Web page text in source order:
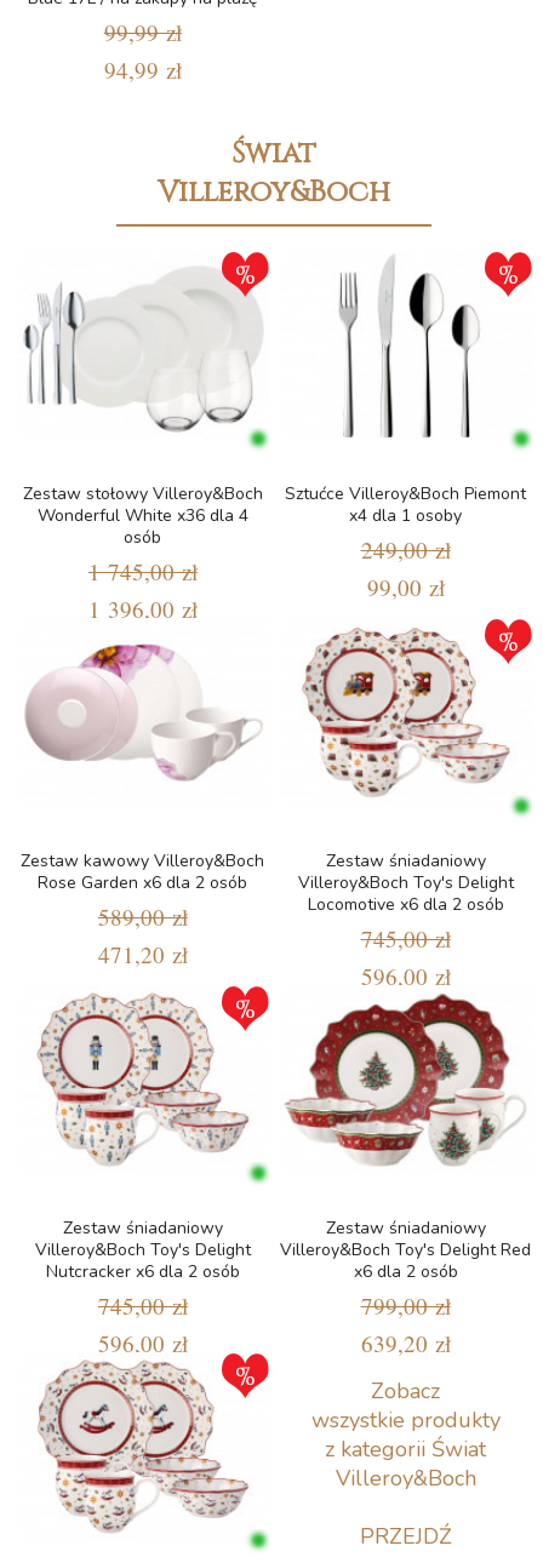
99,99 zł
94,99 zł
Świat
Villeroy&Boch
Zestaw stołowy Villeroy&Boch
Wonderful White x36 dla 4
osób
1 745,00 zł
1 396,00 zł
Sztućce Villeroy&Boch Piemont
x4 dla 1 osoby
249,00 zł
99,00 zł
Zestaw kawowy Villeroy&Boch
Rose Garden x6 dla 2 osób
589,00 zł
471,20 zł
Zestaw śniadaniowy
Villeroy&Boch Toy's Delight
Locomotive x6 dla 2 osób
745,00 zł
596,00 zł
Zestaw śniadaniowy
Villeroy&Boch Toy's Delight
Nutcracker x6 dla 2 osób
745,00 zł
596,00 zł
Zestaw śniadaniowy
Villeroy&Boch Toy's Delight Red
x6 dla 2 osób
799,00 zł
639,20 zł
Zobacz
wszystkie produkty
z kategorii Świat
Villeroy&Boch
PRZEJDŹ